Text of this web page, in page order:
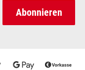
Abonnieren